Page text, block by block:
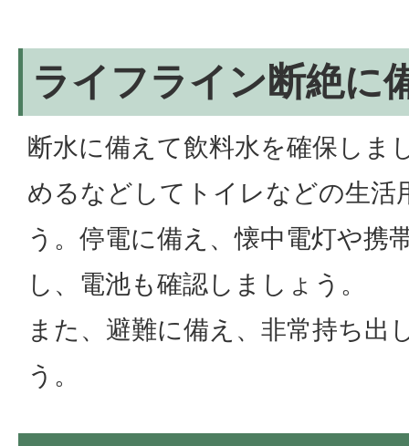
ライフライン断絶に
断水に備えて飲料水を確保しま
めるなどしてトイレなどの生活
う。停電に備え、懐中電灯や携
し、電池も確認しましょう。
また、避難に備え、非常持ち出
う。